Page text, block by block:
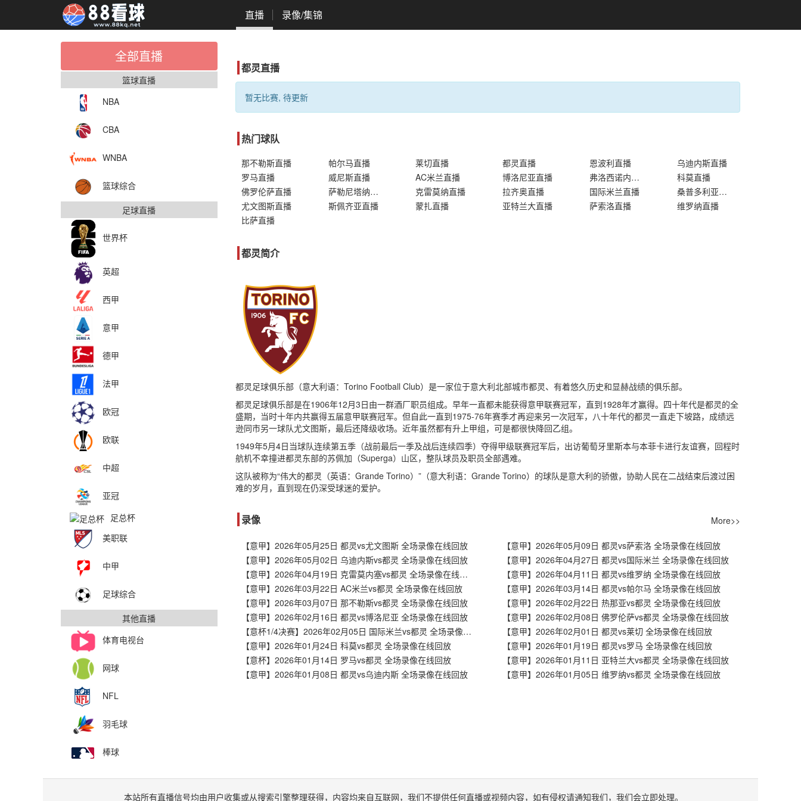
直播 录像/集锦
全部直播
篮球直播
NBA
CBA
WNBA
篮球综合
足球直播
世界杯
英超
西甲
意甲
德甲
法甲
欧冠
欧联
中超
亚冠
足总杯
美职联
中甲
足球综合
其他直播
体育电视台
网球
NFL
羽毛球
棒球
都灵直播
暂无比赛, 待更新
热门球队
那不勒斯直播 帕尔马直播 莱切直播 都灵直播 恩波利直播
乌迪内斯直播
罗马直播
威尼斯直播 AC米兰直播 博洛尼亚直播 弗洛西诺内直播
科莫直播
佛罗伦萨直播
萨勒尼塔纳直播 克雷莫纳直播 拉齐奥直播 国际米兰直播
桑普多利亚直播
尤文图斯直播
斯佩齐亚直播 蒙扎直播 亚特兰大直播 萨索洛直播
维罗纳直播
比萨直播
都灵简介
都灵足球俱乐部（意大利语：Torino Football Club）是一家位于意大利北部城市都灵、有着悠久历史和显赫战绩的俱乐部。
都灵足球俱乐部是在1906年12月3日由一群酒厂职员组成。早年一直都未能获得意甲联赛冠军，直到1928年才赢得。四十年代是都灵的全
盛期，当时十年内共赢得五届意甲联赛冠军。但自此一直到1975-76年赛季才再迎来另一次冠军，八十年代的都灵一直走下坡路，成绩远
逊同市另一球队尤文图斯，最后还降级收场。近年虽然都有升上甲组，可是都很快降回乙组。
1949年5月4日当球队连续第五季（战前最后一季及战后连续四季）夺得甲级联赛冠军后，出访葡萄牙里斯本与本菲卡进行友谊赛，回程时
航机不幸撞进都灵东部的苏佩加（Superga）山区，整队球员及职员全部遇难。
这队被称为“伟大的都灵（英语：Grande Torino）”（意大利语：Grande Torino）的球队是意大利的骄傲，协助人民在二战结束后渡过困
难的岁月，直到现在仍深受球迷的爱护。
录像 More>>
【意甲】2026年05月25日 都灵vs尤文图斯 全场录像在线回放
【意甲】2026年05月09日 都灵vs萨索洛 全场录像在线回放
【意甲】2026年05月02日 乌迪内斯vs都灵 全场录像在线回放
【意甲】2026年04月27日 都灵vs国际米兰 全场录像在线回放
【意甲】2026年04月19日 克雷莫内塞vs都灵 全场录像在线回放
【意甲】2026年04月11日 都灵vs维罗纳 全场录像在线回放
【意甲】2026年03月22日 AC米兰vs都灵 全场录像在线回放
【意甲】2026年03月14日 都灵vs帕尔马 全场录像在线回放
【意甲】2026年03月07日 那不勒斯vs都灵 全场录像在线回放
【意甲】2026年02月22日 热那亚vs都灵 全场录像在线回放
【意甲】2026年02月16日 都灵vs博洛尼亚 全场录像在线回放
【意甲】2026年02月08日 佛罗伦萨vs都灵 全场录像在线回放
【意杯1/4决赛】2026年02月05日 国际米兰vs都灵 全场录像在线回放
【意甲】2026年02月01日 都灵vs莱切 全场录像在线回放
【意甲】2026年01月24日 科莫vs都灵 全场录像在线回放
【意甲】2026年01月19日 都灵vs罗马 全场录像在线回放
【意杯】2026年01月14日 罗马vs都灵 全场录像在线回放
【意甲】2026年01月11日 亚特兰大vs都灵 全场录像在线回放
【意甲】2026年01月08日 都灵vs乌迪内斯 全场录像在线回放
【意甲】2026年01月05日 维罗纳vs都灵 全场录像在线回放
本站所有直播信号均由用户收集或从搜索引擎整理获得，内容均来自互联网，我们不提供任何直播或视频内容，如有侵权请通知我们，我们会立即处理。